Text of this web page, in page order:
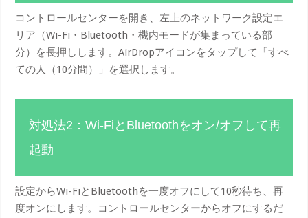
コントロールセンターを開き、左上のネットワーク設定エ
リア（Wi-Fi・Bluetooth・機内モードが集まっている部
分）を長押しします。AirDropアイコンをタップして「すべ
ての人（10分間）」を選択します。
対処法2：Wi-FiとBluetoothをオン/オフして再
起動
設定からWi-FiとBluetoothを一度オフにして10秒待ち、再
度オンにします。コントロールセンターからオフにするだ